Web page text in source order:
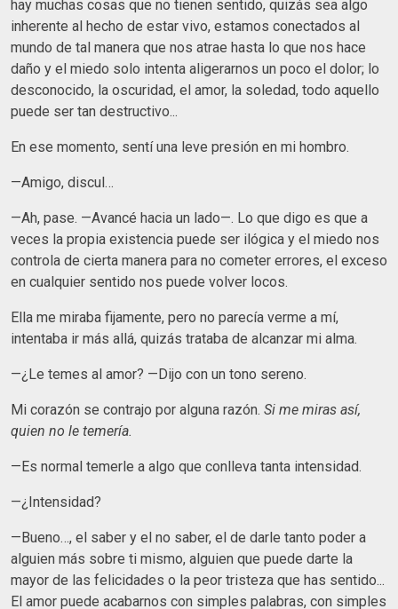
hay muchas cosas que no tienen sentido, quizás sea algo
inherente al hecho de estar vivo, estamos conectados al
mundo de tal manera que nos atrae hasta lo que nos hace
daño y el miedo solo intenta aligerarnos un poco el dolor; lo
desconocido, la oscuridad, el amor, la soledad, todo aquello
puede ser tan destructivo...
En ese momento, sentí una leve presión en mi hombro.
—Amigo, discul…
—Ah, pase. —Avancé hacia un lado—. Lo que digo es que a
veces la propia existencia puede ser ilógica y el miedo nos
controla de cierta manera para no cometer errores, el exceso
en cualquier sentido nos puede volver locos.
Ella me miraba fijamente, pero no parecía verme a mí,
intentaba ir más allá, quizás trataba de alcanzar mi alma.
—¿Le temes al amor? —Dijo con un tono sereno.
Mi corazón se contrajo por alguna razón. Si me miras así,
quien no le temería.
—Es normal temerle a algo que conlleva tanta intensidad.
—¿Intensidad?
—Bueno…, el saber y el no saber, el de darle tanto poder a
alguien más sobre ti mismo, alguien que puede darte la
mayor de las felicidades o la peor tristeza que has sentido...
El amor puede acabarnos con simples palabras, con simples